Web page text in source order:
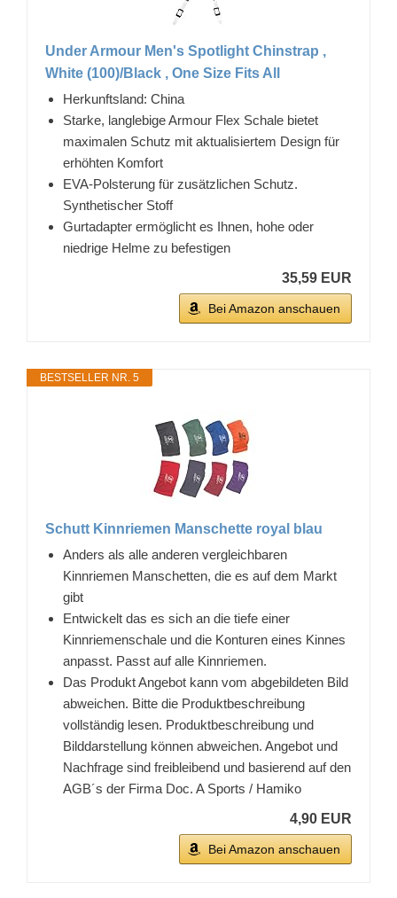
Under Armour Men's Spotlight Chinstrap ,
White (100)/Black , One Size Fits All
Herkunftsland: China
Starke, langlebige Armour Flex Schale bietet
maximalen Schutz mit aktualisiertem Design für
erhöhten Komfort
EVA-Polsterung für zusätzlichen Schutz.
Synthetischer Stoff
Gurtadapter ermöglicht es Ihnen, hohe oder
niedrige Helme zu befestigen
35,59 EUR
Bei Amazon anschauen
BESTSELLER NR. 5
Schutt Kinnriemen Manschette royal blau
Anders als alle anderen vergleichbaren
Kinnriemen Manschetten, die es auf dem Markt
gibt
Entwickelt das es sich an die tiefe einer
Kinnriemenschale und die Konturen eines Kinnes
anpasst. Passt auf alle Kinnriemen.
Das Produkt Angebot kann vom abgebildeten Bild
abweichen. Bitte die Produktbeschreibung
vollständig lesen. Produktbeschreibung und
Bilddarstellung können abweichen. Angebot und
Nachfrage sind freibleibend und basierend auf den
AGB´s der Firma Doc. A Sports / Hamiko
4,90 EUR
Bei Amazon anschauen